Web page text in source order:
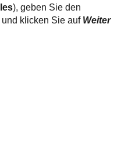
), geben Sie den
klicken Sie auf Weiter